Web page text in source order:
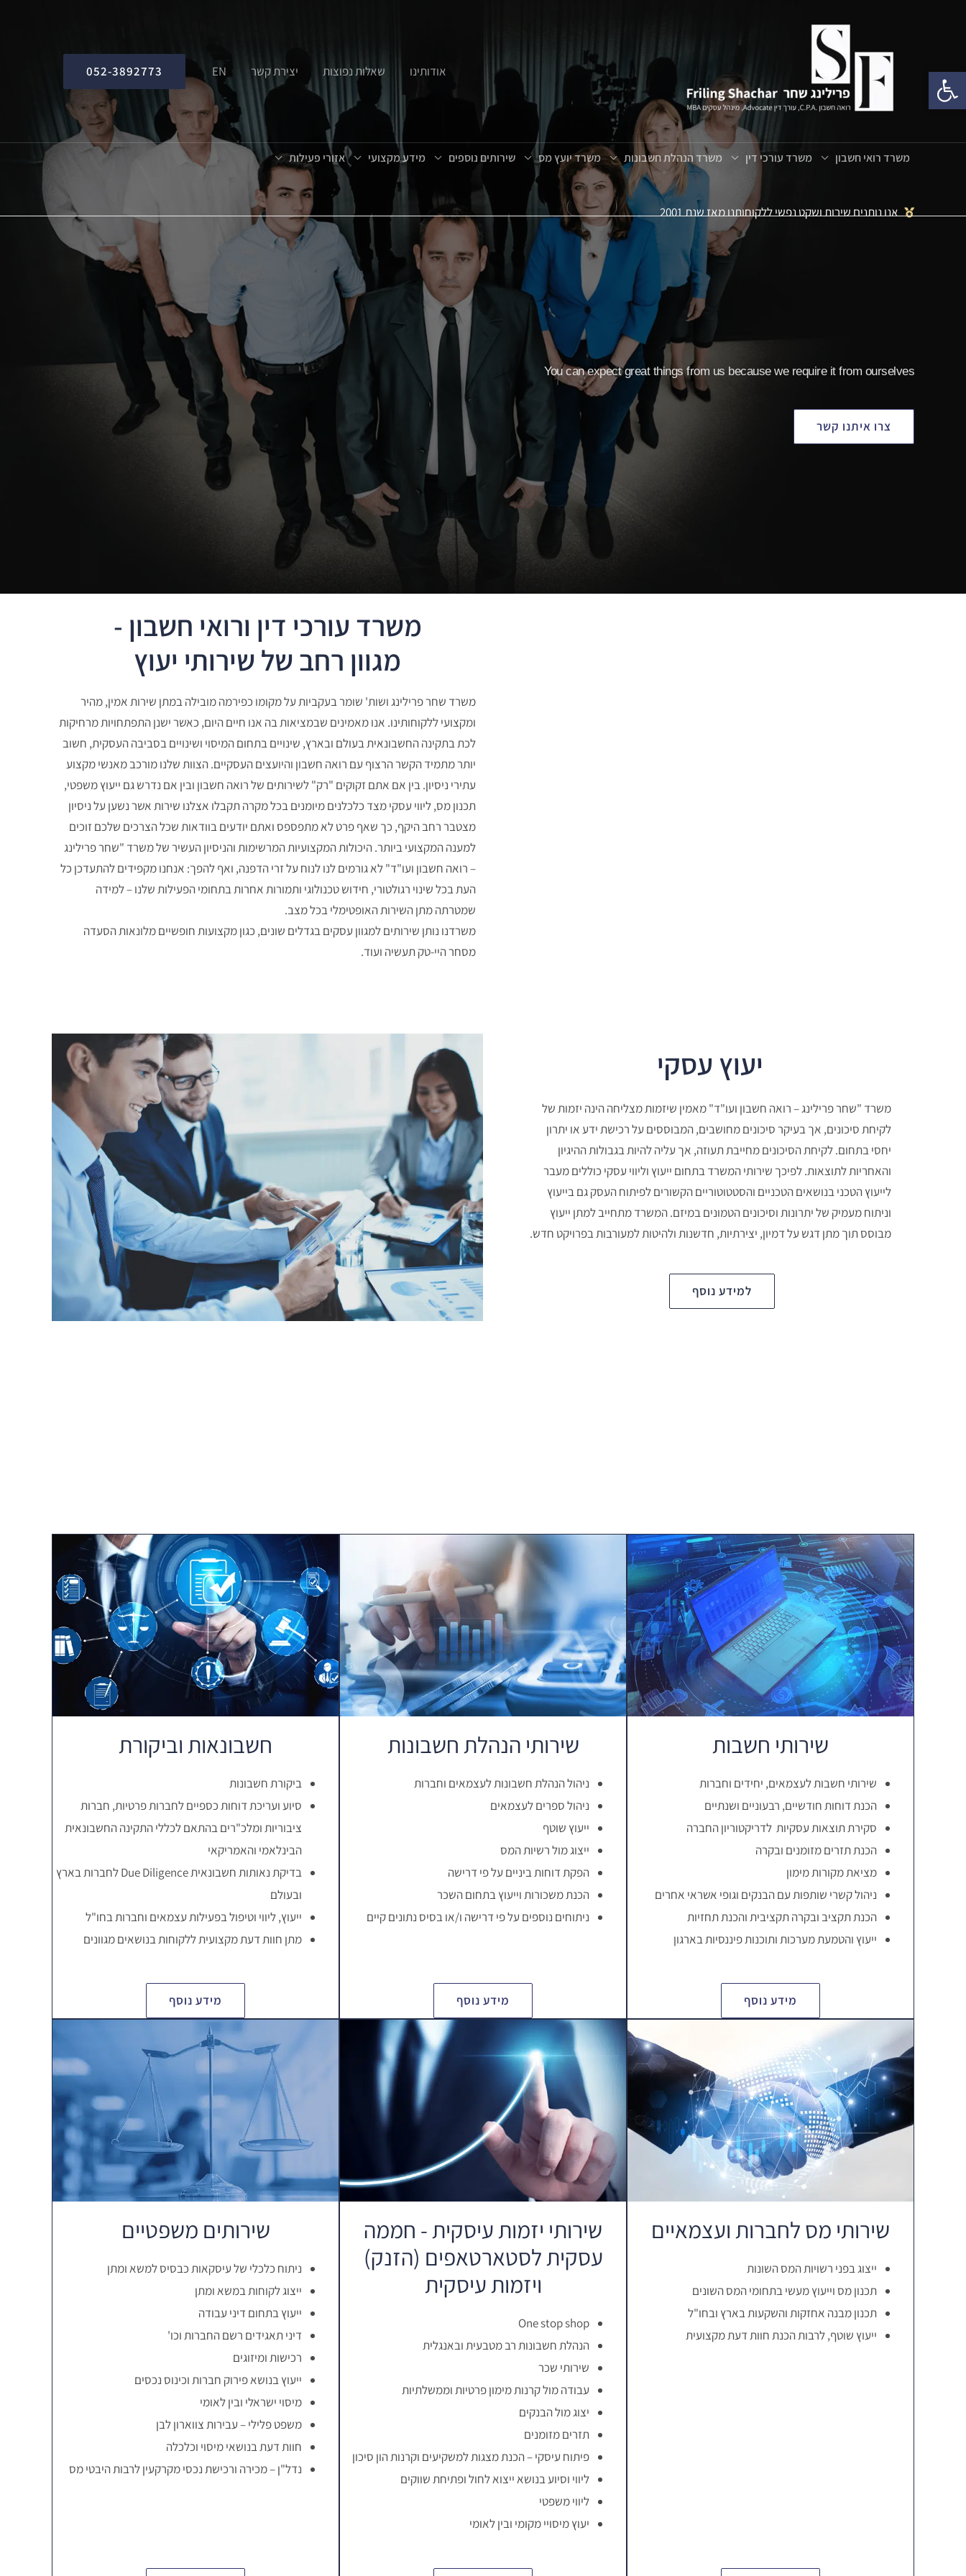
אודותינו שאלות נפוצות יצירת קשר EN
052-3892773
משרד רואי חשבון משרד עורכי דין משרד הנהלת חשבונות משרד יועץ מס שירותים נוספים מידע מקצועי אזורי פעילות
אנו נותנים שירות ושקט נפשי ללקוחותנו מאז שנת 2001
You can expect great things from us because we require it from ourselves
צרו איתנו קשר
משרד עורכי דין ורואי חשבון -
מגוון רחב של שירותי יעוץ
משרד שחר פרילינג ושות' שומר בעקביות על מקומו כפירמה מובילה במתן שירות אמין, מהיר
ומקצועי ללקוחותינו. אנו מאמינים שבמציאות בה אנו חיים היום, כאשר ישנן התפתחויות מרחיקות
לכת בתקינה החשבונאית בעולם ובארץ, שינויים בתחום המיסוי ושינויים בסביבה העסקית, חשוב
יותר מתמיד הקשר הרצוף עם רואה חשבון והיועצים העסקיים. הצוות שלנו מורכב מאנשי מקצוע
עתירי ניסיון. בין אם אתם זקוקים "רק" לשירותים של רואה חשבון ובין אם נדרש גם ייעוץ משפטי,
תכנון מס, ליווי עסקי מצד כלכלנים מיומנים בכל מקרה תקבלו אצלנו שירות אשר נשען על ניסיון
מצטבר רחב היקף, כך שאף פרט לא מתפספס ואתם יודעים בוודאות שכל הצרכים שלכם זוכים
למענה המקצועי ביותר. היכולות המקצועיות המרשימות והניסיון העשיר של משרד "שחר פרילינג
– רואה חשבון ועו"ד" לא גורמים לנו לנוח על זרי הדפנה, ואף להפך: אנחנו מקפידים להתעדכן כל
העת בכל שינוי רגולטורי, חידוש טכנולוגי ותמורות אחרות בתחומי הפעילות שלנו – למידה
שמטרתה מתן השירות האופטימלי בכל מצב.
משרדנו נותן שירותים למגוון עסקים בגדלים שונים, כגון מקצועות חופשיים מלונאות הסעדה
מסחר היי-טק תעשיה ועוד.
יעוץ עסקי
משרד "שחר פרילינג – רואה חשבון ועו"ד" מאמין שיזמות מצליחה הינה יזמות של
לקיחת סיכונים, אך בעיקר סיכונים מחושבים, המבוססים על רכישת ידע או יתרון
יחסי בתחום. לקיחת הסיכונים מחייבת תעוזה, אך עליה להיות בגבולות ההיגיון
והאחריות לתוצאות. לפיכך שירותי המשרד בתחום ייעוץ וליווי עסקי כוללים מעבר
לייעוץ הטכני בנושאים הטכניים והסטטוטוריים הקשורים לפיתוח העסק גם בייעוץ
וניתוח מעמיק של יתרונות וסיכונים הטמונים במיזם. המשרד מתחייב למתן ייעוץ
מבוסס תוך מתן דגש על דמיון, יצירתיות, חדשנות ולהיטות למעורבות בפרויקט חדש.
למידע נוסף
שירותי חשבות
שירותי חשבות לעצמאים, יחידים וחברות
הכנת דוחות חודשיים, רבעוניים ושנתיים
סקירת תוצאות עסקיות לדריקטוריון החברה
הכנת תזרים מזומנים ובקרה
מציאת מקורות מימון
ניהול קשרי שותפות עם הבנקים וגופי אשראי אחרים
הכנת תקציב ובקרה תקציבית והכנת תחזיות
ייעוץ והטמעת מערכות ותוכנות פיננסיות בארגון
מידע נוסף
שירותי הנהלת חשבונות
ניהול הנהלת חשבונות לעצמאים וחברות
ניהול ספרים לעצמאים
ייעוץ שוטף
ייצוג מול רשיות המס
הפקת דוחות ביניים על פי דרישה
הכנת משכורות וייעוץ בתחום השכר
ניתוחים נוספים על פי דרישה ו/או בסיס נתונים קיים
מידע נוסף
חשבונאות וביקורת
ביקורת חשבונות
סיוע ועריכת דוחות כספיים לחברות פרטיות, חברות
ציבוריות ומלכ"רים בהתאם לכללי התקינה החשבונאית
הבינלאמי והאמריקאי
בדיקת נאותות חשבונאית Due Diligence לחברות בארץ
ובעולם
ייעוץ, ליווי וטיפול בפעילות עצמאים וחברות בחו"ל
מתן חוות דעת מקצועית ללקוחות בנושאים מגוונים
מידע נוסף
שירותי מס לחברות ועצמאיים
ייצוג בפני רשויות המס השונות
תכנון מס וייעוץ מעשי בתחומי המס השונים
תכנון מבנה אחזקות והשקעות בארץ ובחו"ל
ייעוץ שוטף, לרבות הכנת חוות דעת מקצועית
שירותי יזמות עיסקית - חממה
עסקית לסטארטאפים (הזנק)
ויזמות עיסקית
One stop shop
הנהלת חשבונות רב מטבעית ובאנגלית
שירותי שכר
עבודה מול קרנות מימון פרטיות וממשלתיות
יצוג מול הבנקים
תזרים מזומנים
פיתוח עיסקי – הכנת מצגות למשקיעים וקרנות הון סיכון
ליווי וסיוע בנושא ייצוא לחול ופתיחת שווקים
ליווי משפטי
יעוץ מיסויי מקומי ובין לאומי
שירותים משפטיים
ניתוח כלכלי של עיסקאות כבסיס למשא ומתן
ייצוג לקוחות במשא ומתן
ייעוץ בתחום דיני עבודה
דיני תאגידים רשם החברות וכו'
רכישות ומיזוגים
ייעוץ בנושא פירוק חברות וכינוס נכסים
מיסוי ישראלי ובין לאומי
משפט פלילי – עבירות צווארון לבן
חוות דעת בנושאי מיסוי וכלכלה
נדל"ן – מכירה ורכישת נכסי מקרקעין לרבות היבטי מס
פתח סרגל נגישות